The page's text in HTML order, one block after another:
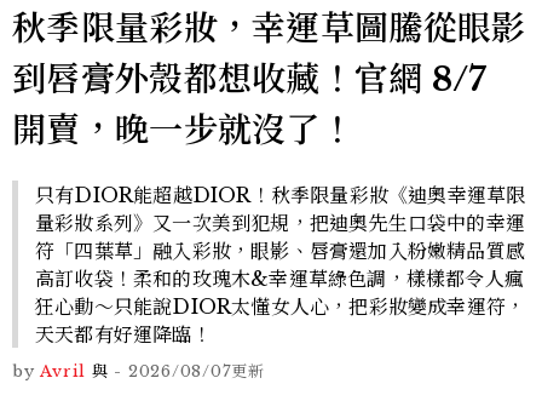
秋季限量彩妝，幸運草圖騰從眼影
到唇膏外殼都想收藏！官網 8/7
開賣，晚一步就沒了！
只有DIOR能超越DIOR！秋季限量彩妝《迪奧幸運草限
量彩妝系列》又一次美到犯規，把迪奧先生口袋中的幸運
符「四葉草」融入彩妝，眼影、唇膏還加入粉嫩精品質感
高訂收袋！柔和的玫瑰木&幸運草綠色調，樣樣都令人瘋
狂心動～只能說DIOR太懂女人心，把彩妝變成幸運符，
天天都有好運降臨！
by Avril 與 - 2026/08/07更新